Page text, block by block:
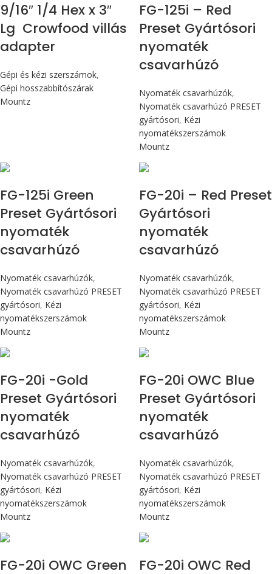
9/16″ 1/4 Hex x 3″
Lg Crowfood villás
adapter
Gépi és kézi szerszámok,
Gépi hosszabbítószárak
Mountz
FG-125i – Red
Preset Gyártósori
nyomaték
csavarhúzó
Nyomaték csavarhúzók,
Nyomaték csavarhúzó PRESET
gyártósori, Kézi
nyomatékszerszámok
Mountz
FG-125i Green
Preset Gyártósori
nyomaték
csavarhúzó
Nyomaték csavarhúzók,
Nyomaték csavarhúzó PRESET
gyártósori, Kézi
nyomatékszerszámok
Mountz
FG-20i – Red Preset
Gyártósori
nyomaték
csavarhúzó
Nyomaték csavarhúzók,
Nyomaték csavarhúzó PRESET
gyártósori, Kézi
nyomatékszerszámok
Mountz
FG-20i -Gold
Preset Gyártósori
nyomaték
csavarhúzó
Nyomaték csavarhúzók,
Nyomaték csavarhúzó PRESET
gyártósori, Kézi
nyomatékszerszámok
Mountz
FG-20i OWC Blue
Preset Gyártósori
nyomaték
csavarhúzó
Nyomaték csavarhúzók,
Nyomaték csavarhúzó PRESET
gyártósori, Kézi
nyomatékszerszámok
Mountz
FG-20i OWC Green FG-20i OWC Red